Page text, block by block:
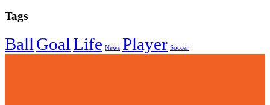
Tags
Ball GoalLife News Player Soccer